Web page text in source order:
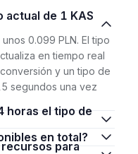
0.099 PLN. El tipo
en tiempo real
y un tipo de
segundos una vez
en total?